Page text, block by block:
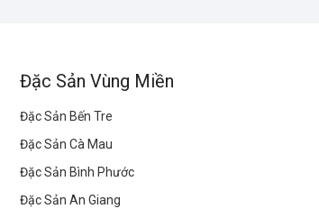
Đặc Sản Vùng Miền
Đặc Sản Bến Tre
Đặc Sản Cà Mau
Đặc Sản Bình Phước
Đặc Sản An Giang